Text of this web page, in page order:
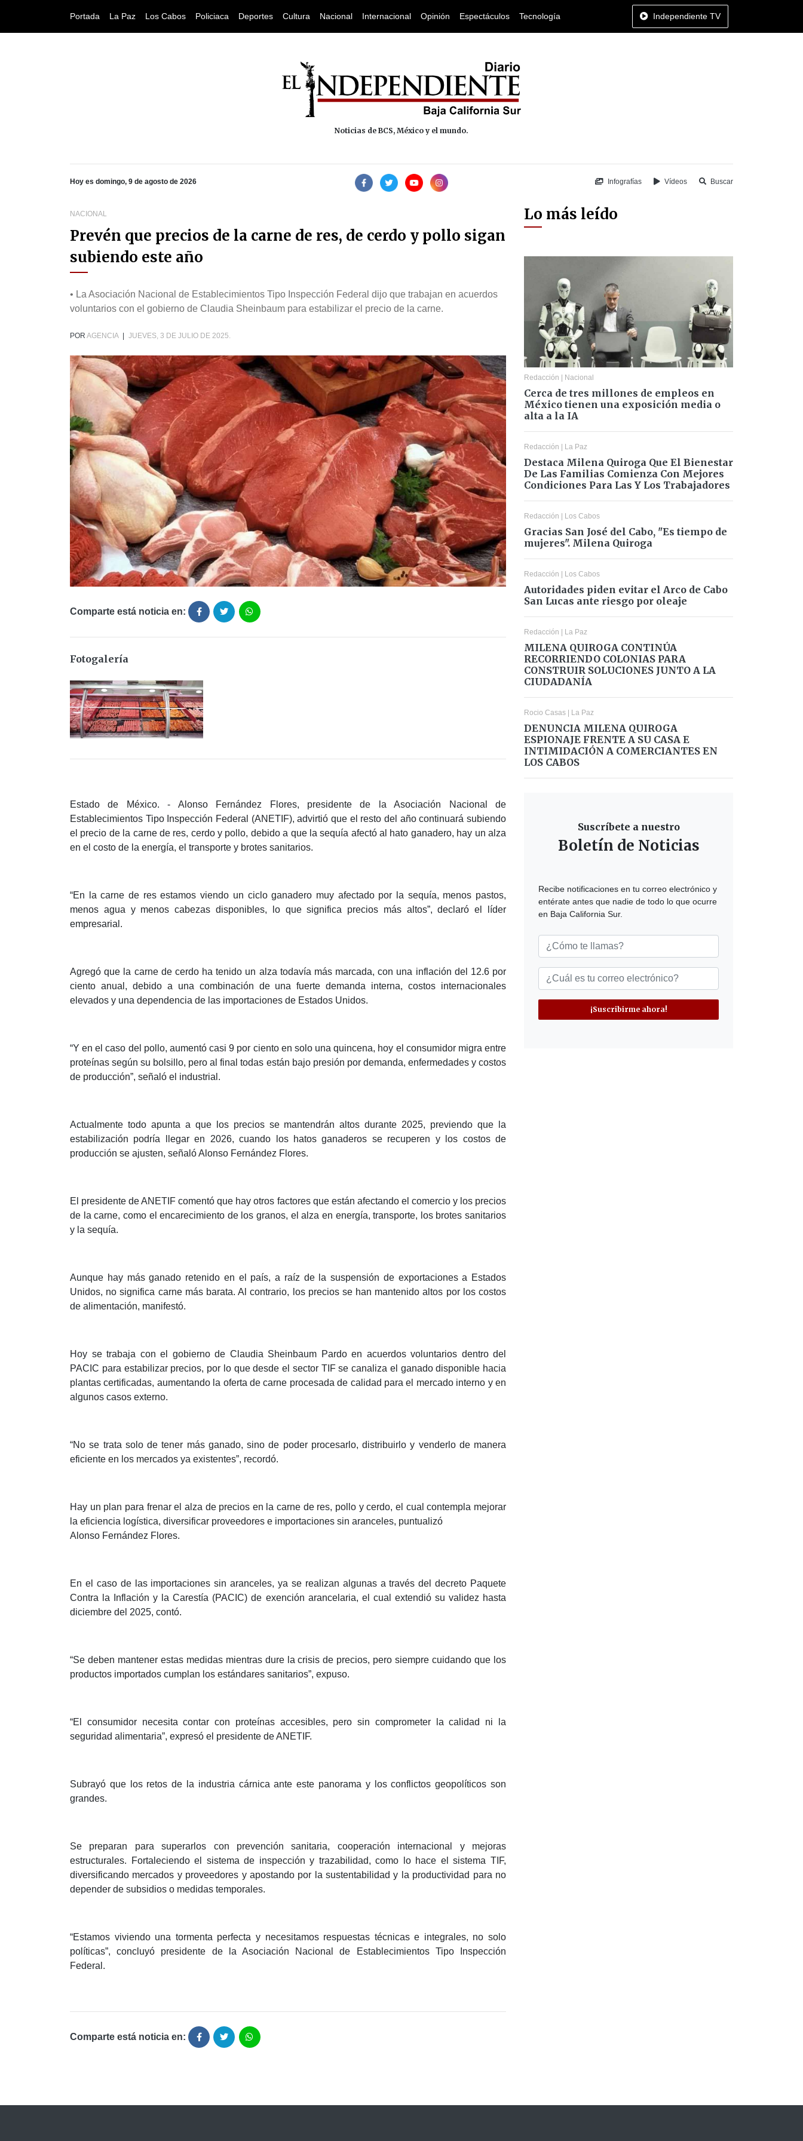
Portada La Paz Los Cabos Policiaca Deportes Cultura Nacional Internacional Opinión Espectáculos Tecnología Independiente TV
Noticias de BCS, México y el mundo.
Hoy es domingo, 9 de agosto de 2026 Infografías Vídeos Buscar
NACIONAL
Prevén que precios de la carne de res, de cerdo y pollo sigan
subiendo este año
• La Asociación Nacional de Establecimientos Tipo Inspección Federal dijo que trabajan en acuerdos
voluntarios con el gobierno de Claudia Sheinbaum para estabilizar el precio de la carne.
POR AGENCIA JUEVES, 3 DE JULIO DE 2025.
Comparte está noticia en:
Fotogalería
Estado de México. - Alonso Fernández Flores, presidente de la Asociación Nacional de
Establecimientos Tipo Inspección Federal (ANETIF), advirtió que el resto del año continuará subiendo
el precio de la carne de res, cerdo y pollo, debido a que la sequía afectó al hato ganadero, hay un alza
en el costo de la energía, el transporte y brotes sanitarios.
“En la carne de res estamos viendo un ciclo ganadero muy afectado por la sequía, menos pastos,
menos agua y menos cabezas disponibles, lo que significa precios más altos”, declaró el líder
empresarial.
Agregó que la carne de cerdo ha tenido un alza todavía más marcada, con una inflación del 12.6 por
ciento anual, debido a una combinación de una fuerte demanda interna, costos internacionales
elevados y una dependencia de las importaciones de Estados Unidos.
“Y en el caso del pollo, aumentó casi 9 por ciento en solo una quincena, hoy el consumidor migra entre
proteínas según su bolsillo, pero al final todas están bajo presión por demanda, enfermedades y costos
de producción”, señaló el industrial.
Actualmente todo apunta a que los precios se mantendrán altos durante 2025, previendo que la
estabilización podría llegar en 2026, cuando los hatos ganaderos se recuperen y los costos de
producción se ajusten, señaló Alonso Fernández Flores.
El presidente de ANETIF comentó que hay otros factores que están afectando el comercio y los precios
de la carne, como el encarecimiento de los granos, el alza en energía, transporte, los brotes sanitarios
y la sequía.
Aunque hay más ganado retenido en el país, a raíz de la suspensión de exportaciones a Estados
Unidos, no significa carne más barata. Al contrario, los precios se han mantenido altos por los costos
de alimentación, manifestó.
Hoy se trabaja con el gobierno de Claudia Sheinbaum Pardo en acuerdos voluntarios dentro del
PACIC para estabilizar precios, por lo que desde el sector TIF se canaliza el ganado disponible hacia
plantas certificadas, aumentando la oferta de carne procesada de calidad para el mercado interno y en
algunos casos externo.
“No se trata solo de tener más ganado, sino de poder procesarlo, distribuirlo y venderlo de manera
eficiente en los mercados ya existentes”, recordó.
Hay un plan para frenar el alza de precios en la carne de res, pollo y cerdo, el cual contempla mejorar
la eficiencia logística, diversificar proveedores e importaciones sin aranceles, puntualizó
Alonso Fernández Flores.
En el caso de las importaciones sin aranceles, ya se realizan algunas a través del decreto Paquete
Contra la Inflación y la Carestía (PACIC) de exención arancelaria, el cual extendió su validez hasta
diciembre del 2025, contó.
“Se deben mantener estas medidas mientras dure la crisis de precios, pero siempre cuidando que los
productos importados cumplan los estándares sanitarios”, expuso.
“El consumidor necesita contar con proteínas accesibles, pero sin comprometer la calidad ni la
seguridad alimentaria”, expresó el presidente de ANETIF.
Subrayó que los retos de la industria cárnica ante este panorama y los conflictos geopolíticos son
grandes.
Se preparan para superarlos con prevención sanitaria, cooperación internacional y mejoras
estructurales. Fortaleciendo el sistema de inspección y trazabilidad, como lo hace el sistema TIF,
diversificando mercados y proveedores y apostando por la sustentabilidad y la productividad para no
depender de subsidios o medidas temporales.
“Estamos viviendo una tormenta perfecta y necesitamos respuestas técnicas e integrales, no solo
políticas”, concluyó presidente de la Asociación Nacional de Establecimientos Tipo Inspección
Federal.
Comparte está noticia en:
Lo más leído
Redacción | Nacional
Cerca de tres millones de empleos en
México tienen una exposición media o
alta a la IA
Redacción | La Paz
Destaca Milena Quiroga Que El Bienestar
De Las Familias Comienza Con Mejores
Condiciones Para Las Y Los Trabajadores
Redacción | Los Cabos
Gracias San José del Cabo, "Es tiempo de
mujeres". Milena Quiroga
Redacción | Los Cabos
Autoridades piden evitar el Arco de Cabo
San Lucas ante riesgo por oleaje
Redacción | La Paz
MILENA QUIROGA CONTINÚA
RECORRIENDO COLONIAS PARA
CONSTRUIR SOLUCIONES JUNTO A LA
CIUDADANÍA
Rocio Casas | La Paz
DENUNCIA MILENA QUIROGA
ESPIONAJE FRENTE A SU CASA E
INTIMIDACIÓN A COMERCIANTES EN
LOS CABOS
Suscríbete a nuestro
Boletín de Noticias
Recibe notificaciones en tu correo electrónico y
entérate antes que nadie de todo lo que ocurre
en Baja California Sur.
¡Suscribirme ahora!